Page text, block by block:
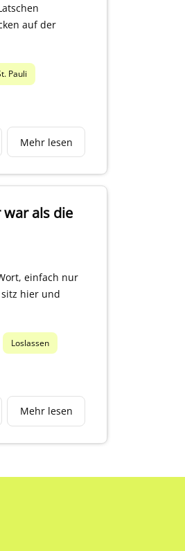
auf der
Pauli
Mehr lesen
als die
einfach nur
hier und
Loslassen
Mehr lesen